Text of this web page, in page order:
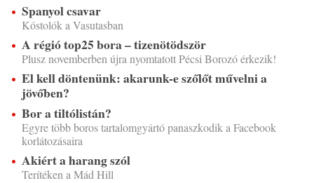
Spanyol csavar
Kóstolók a Vasutasban
A régió top25 bora – tizenötödször
Plusz novemberben újra nyomtatott Pécsi Borozó érkezik!
El kell döntenünk: akarunk-e szőlőt művelni a
jövőben?
Bor a tiltólistán?
Egyre több boros tartalomgyártó panaszkodik a Facebook
korlátozásaira
Akiért a harang szól
Terítéken a Mád Hill